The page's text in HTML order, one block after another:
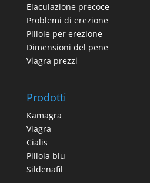
Eiaculazione precoce
Problemi di erezione
Pillole per erezione
Dimensioni del pene
Viagra prezzi
Prodotti
Kamagra
Viagra
Cialis
Pillola blu
Sildenafil